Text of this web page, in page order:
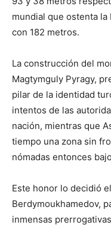
mundial que ostenta la
con 182 metros.
La construcción del
Magtymguly Pyragy,
pilar de la identidad
intentos de las
nación, mientras que
tiempo una zona sin
nómadas entonces
Este honor lo decidió
Berdymoukhamedov,
inmensas